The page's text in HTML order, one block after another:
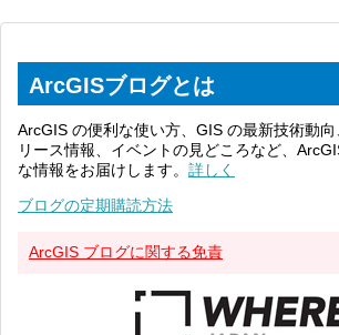
ArcGISブログとは
ArcGIS の便利な使い方、GIS の最新技術動
リース情報、イベントの見どころなど、
な情報をお届けします。 詳しく
ブログの定期購読方法
ArcGIS ブログに関する免責